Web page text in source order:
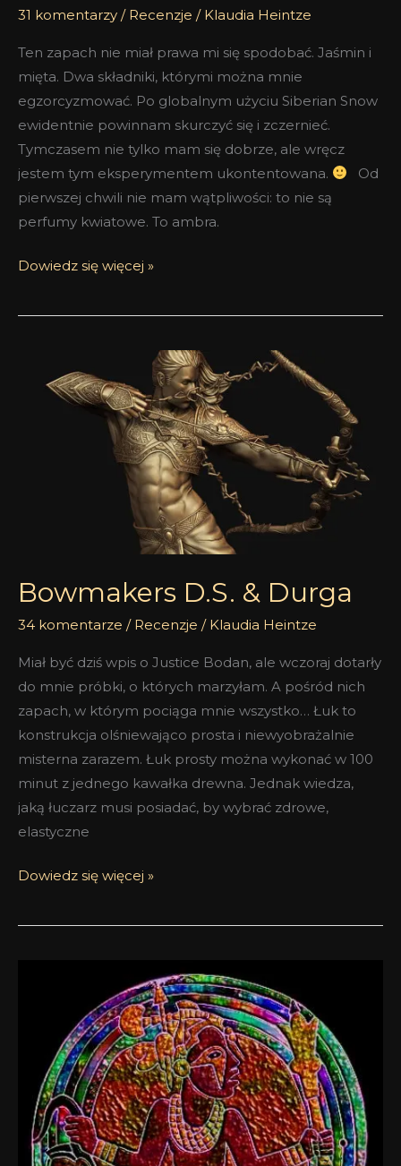
31 komentarzy / Recenzje / Klaudia Heintze
Ten zapach nie miał prawa mi się spodobać. Jaśmin i
mięta. Dwa składniki, którymi można mnie
egzorcyzmować. Po globalnym użyciu Siberian Snow
ewidentnie powinnam skurczyć się i zczernieć.
Tymczasem nie tylko mam się dobrze, ale wręcz
jestem tym eksperymentem ukontentowana.
Od
pierwszej chwili nie mam wątpliwości: to nie są
perfumy kwiatowe. To ambra.
Dowiedz się więcej »
Bowmakers D.S. & Durga
34 komentarze / Recenzje / Klaudia Heintze
Miał być dziś wpis o Justice Bodan, ale wczoraj dotarły
do mnie próbki, o których marzyłam. A pośród nich
zapach, w którym pociąga mnie wszystko… Łuk to
konstrukcja olśniewająco prosta i niewyobrażalnie
misterna zarazem. Łuk prosty można wykonać w 100
minut z jednego kawałka drewna. Jednak wiedza,
jaką łuczarz musi posiadać, by wybrać zdrowe,
elastyczne
Dowiedz się więcej »
Durga